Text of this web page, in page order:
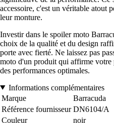
accessoire, c'est un véritable atout
leur monture.
Investir dans le spoiler moto
choix de la qualité et du design
porte avec fierté. Ne laissez pas
moto d'un produit qui affirme votre
des performances optimales.
Informations complémentaires
Marque
Barracuda
Référence fournisseur DN6104/A
Couleur
noir